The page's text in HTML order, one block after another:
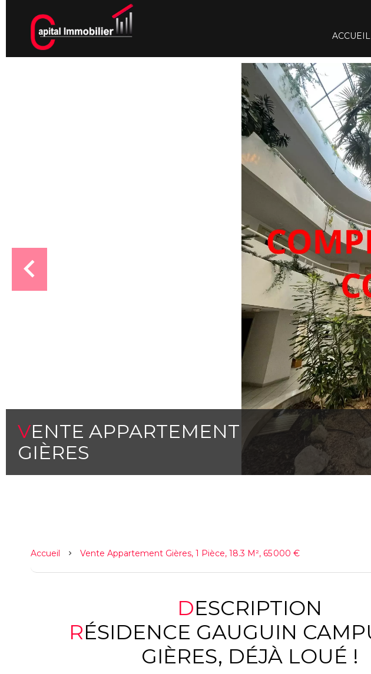
ACCUEIL
VENTE APPARTEMENT
GIÈRES
Accueil Vente Appartement Gières, 1 Pièce, 18.3 M², 65 000 €
DESCRIPTION
RÉSIDENCE GAUGUIN CAMPUS DE
GIÈRES, DÉJÀ LOUÉ !